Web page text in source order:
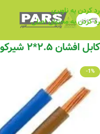
رد کردن به ناوبری
رد کردن به محتوای اصلی
منو
کابل افشان ۲.۵*۲ شیرکوه یزد
-1%